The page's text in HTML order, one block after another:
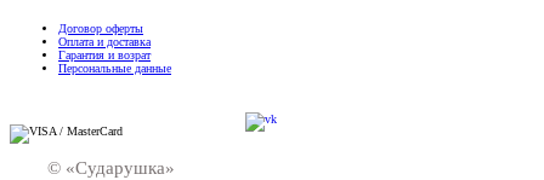
Договор оферты
Оплата и доставка
Гарантия и возрат
Персональные данные
© «Сударушка»